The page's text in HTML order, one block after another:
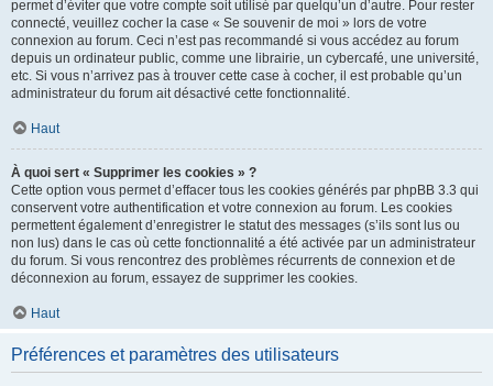
permet d’éviter que votre compte soit utilisé par quelqu’un d’autre. Pour rester
connecté, veuillez cocher la case « Se souvenir de moi » lors de votre
connexion au forum. Ceci n’est pas recommandé si vous accédez au forum
depuis un ordinateur public, comme une librairie, un cybercafé, une université,
etc. Si vous n’arrivez pas à trouver cette case à cocher, il est probable qu’un
administrateur du forum ait désactivé cette fonctionnalité.
Haut
À quoi sert « Supprimer les cookies » ?
Cette option vous permet d’effacer tous les cookies générés par phpBB 3.3 qui
conservent votre authentification et votre connexion au forum. Les cookies
permettent également d’enregistrer le statut des messages (s’ils sont lus ou
non lus) dans le cas où cette fonctionnalité a été activée par un administrateur
du forum. Si vous rencontrez des problèmes récurrents de connexion et de
déconnexion au forum, essayez de supprimer les cookies.
Haut
Préférences et paramètres des utilisateurs